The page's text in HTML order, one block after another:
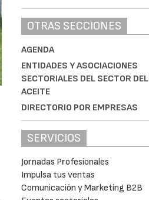
OTRAS SECCIONES
AGENDA
ENTIDADES Y ASOCIACIONES
SECTORIALES DEL SECTOR DEL
ACEITE
DIRECTORIO POR EMPRESAS
SERVICIOS
Jornadas Profesionales
Impulsa tus ventas
Comunicación y Marketing B2B